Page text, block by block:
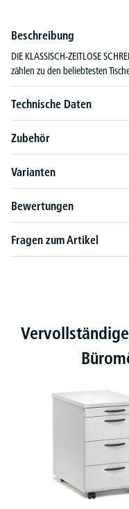
Beschreibung
DIE KLASSISCH-ZEITLOSE
zählen zu den beliebtesten
Technische Daten
Zubehör
Varianten
Bewertungen
Fragen zum Artikel
Produktgalerie überspringen